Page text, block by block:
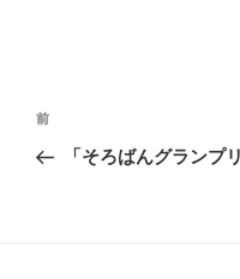
投
ナ
過
去
前
「そろばんグランプ